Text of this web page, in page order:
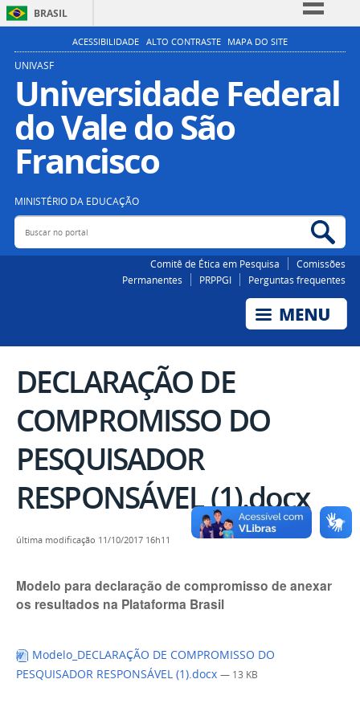
BRASIL
Simplifique!
Participe
Acesso à informação
Legislação
ACESSIBILIDADE ALTO CONTRASTE MAPA DO SITE
UNIVASF
Universidade Federal
do Vale do São
Francisco
MINISTÉRIO DA EDUCAÇÃO
Buscar no portal
Comitê de Ética em Pesquisa
Comissões
Permanentes
PRPPGI Perguntas frequentes
DECLARAÇÃO DE
COMPROMISSO DO
PESQUISADOR
RESPONSÁVEL (1).docx
última modificação 11/10/2017 16h11
Modelo para declaração de compromisso de anexar
os resultados na Plataforma Brasil
Modelo_DECLARAÇÃO DE COMPROMISSO DO
PESQUISADOR RESPONSÁVEL (1).docx — 13 KB